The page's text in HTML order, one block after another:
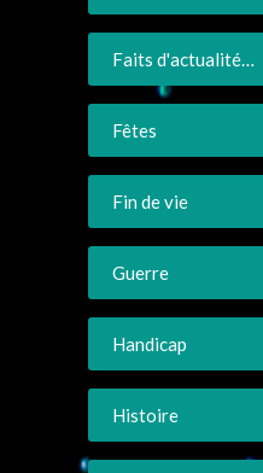
Faits d'actualité…
Fêtes
Fin de vie
Guerre
Handicap
Histoire